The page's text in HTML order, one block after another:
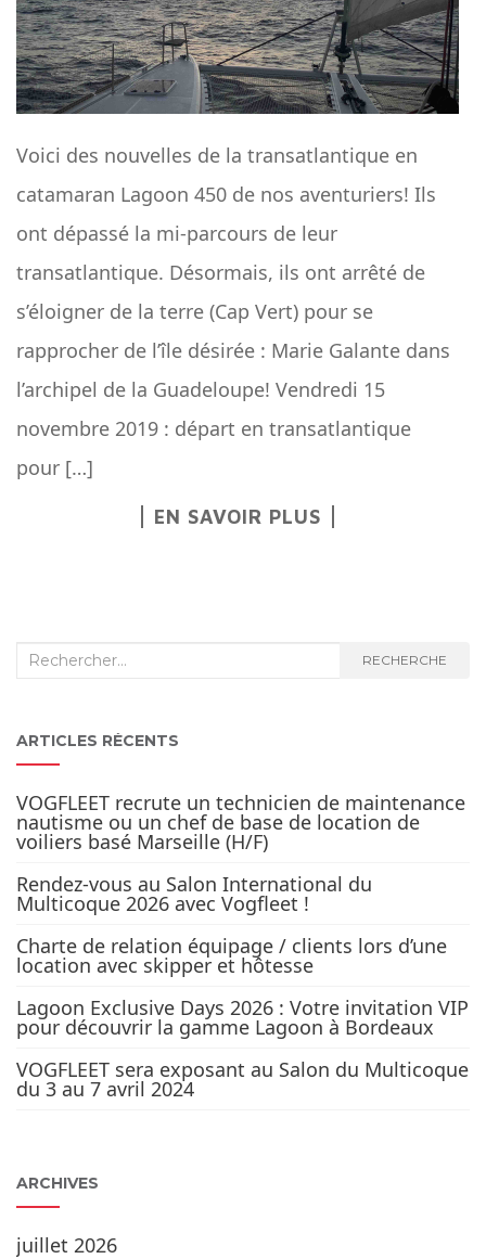
Voici des nouvelles de la transatlantique en
catamaran Lagoon 450 de nos aventuriers! Ils
ont dépassé la mi-parcours de leur
transatlantique. Désormais, ils ont arrêté de
s’éloigner de la terre (Cap Vert) pour se
rapprocher de l’île désirée : Marie Galante dans
l’archipel de la Guadeloupe! Vendredi 15
novembre 2019 : départ en transatlantique
pour […]
EN SAVOIR PLUS
Recherche
RECHERCHE
ARTICLES RÉCENTS
VOGFLEET recrute un technicien de maintenance
nautisme ou un chef de base de location de
voiliers basé Marseille (H/F)
Rendez-vous au Salon International du
Multicoque 2026 avec Vogfleet !
Charte de relation équipage / clients lors d’une
location avec skipper et hôtesse
Lagoon Exclusive Days 2026 : Votre invitation VIP
pour découvrir la gamme Lagoon à Bordeaux
VOGFLEET sera exposant au Salon du Multicoque
du 3 au 7 avril 2024
ARCHIVES
juillet 2026